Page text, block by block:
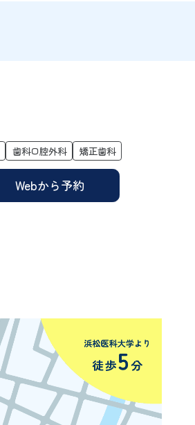
歯科口腔外科 矯正歯科
Webから予約